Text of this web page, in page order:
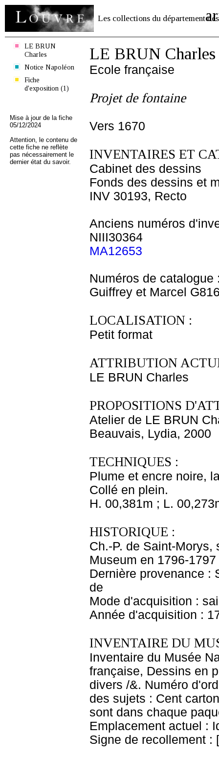
Les collections du département des
LE BRUN
Charles
Notice Napoléon
Fiche
d'exposition (1)
Mise à jour de la fiche
05/12/2024
Attention, le contenu de
cette fiche ne reflète
pas nécessairement le
dernier état du savoir.
LE BRUN Charles
Ecole française
Projet de fontaine
Vers 1670
INVENTAIRES ET
Cabinet des dessins
Fonds des dessins et
INV 30193, Recto
Anciens numéros
NIII30364
MA12653
Numéros de catalogue
Guiffrey et Marcel
LOCALISATION :
Petit format
ATTRIBUTION
LE BRUN Charles
PROPOSITIONS
Atelier de LE BRUN
Beauvais, Lydia, 2000
TECHNIQUES :
Plume et encre noire,
Collé en plein.
H. 00,381m ; L.
HISTORIQUE :
Ch.-P. de Saint-
Museum en 1796-
Dernière provenance :
de
Mode d'acquisition :
Année d'acquisition :
INVENTAIRE DU
Inventaire du Musée
française, Dessins en
divers /&. Numéro
des sujets : Cent
sont dans chaque
Emplacement actuel :
Signe de recollement :